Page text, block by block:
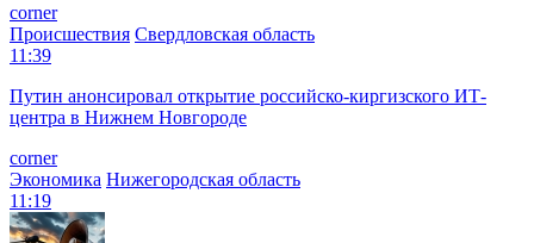
corner
Происшествия Свердловская область
11:39
Путин анонсировал открытие российско-киргизского ИТ-
центра в Нижнем Новгороде
corner
Экономика Нижегородская область
11:19